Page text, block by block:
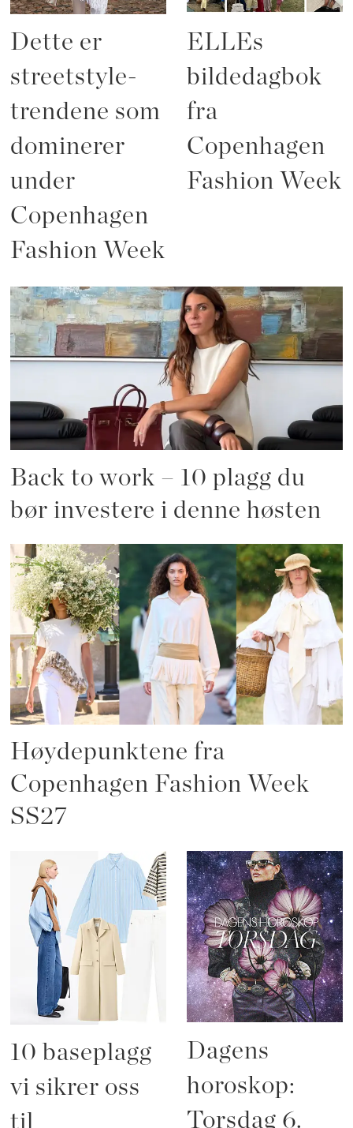
Dette er
streetstyle-
trendene som
dominerer
under
Copenhagen
Fashion Week
ELLEs
bildedagbok
fra
Copenhagen
Fashion Week
Back to work – 10 plagg du
bør investere i denne høsten
Høydepunktene fra
Copenhagen Fashion Week
SS27
10 baseplagg
vi sikrer oss
til
Dagens
horoskop:
Torsdag 6.